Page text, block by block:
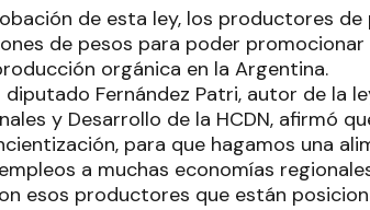
de esta ley, los productores
de pesos para poder
orgánica en la Argentina.
diputado Fernández Patri, autor de la
y Desarrollo de la HCDN, afirmó
para que hagamos una
a muchas economías
esos productores que están